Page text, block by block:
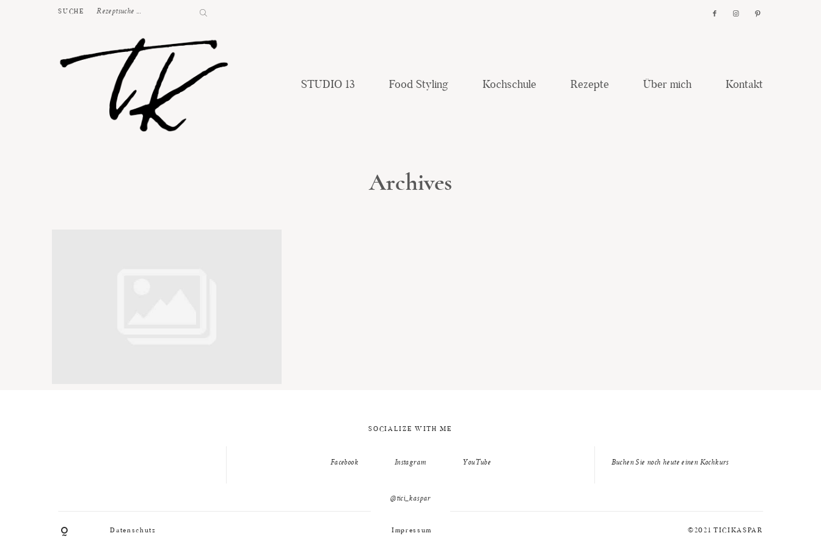
SUCHE
STUDIO 13 Food Styling Kochschule Rezepte Über mich Kontakt
Archives
SOCIALIZE WITH ME
Facebook Instagram YouTube Buchen Sie noch heute einen Kochkurs
@tici_kaspar
Datenschutz Impressum ©2021 TICIKASPAR